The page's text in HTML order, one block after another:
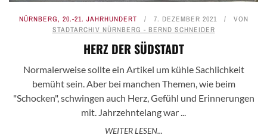
NÜRNBERG, 20.-21. JAHRHUNDERT 7. DEZEMBER 2021
VON
STADTARCHIV NÜRNBERG - BERND SCHNEIDER
HERZ DER SÜDSTADT
Normalerweise sollte ein Artikel um kühle Sachlichkeit
bemüht sein. Aber bei manchen Themen, wie beim
"Schocken", schwingen auch Herz, Gefühl und Erinnerungen
mit. Jahrzehntelang war ...
WEITER LESEN...